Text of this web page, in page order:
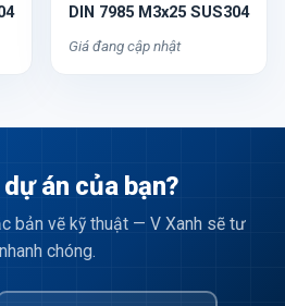
DIN 7985 M3x25 SUS304
Giá đang cập nhật
án của bạn?
bản vẽ kỹ thuật — V Xanh sẽ tư
chóng.